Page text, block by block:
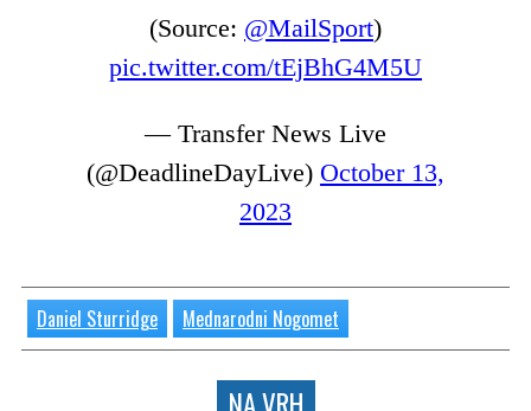
(Source: @MailSport)
pic.twitter.com/tEjBhG4M5U
— Transfer News Live
(@DeadlineDayLive) October 13,
2023
Daniel Sturridge Mednarodni Nogomet